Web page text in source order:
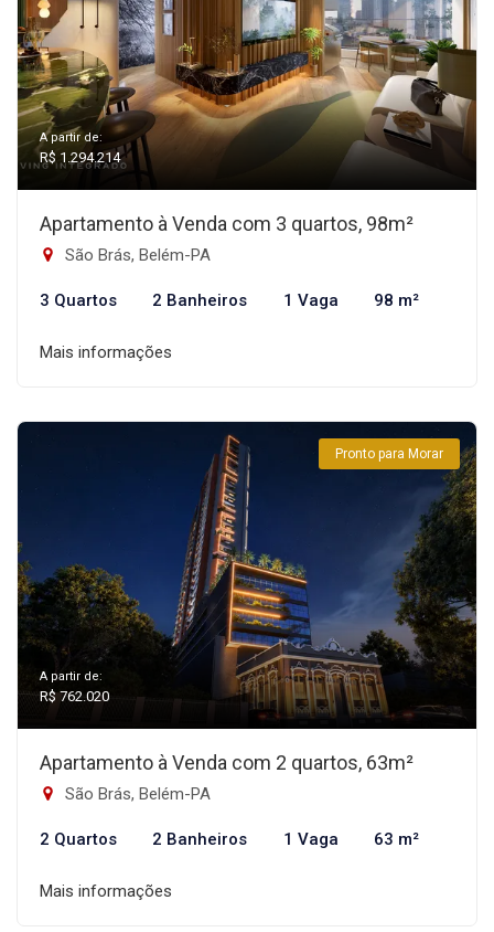
A partir de:
R$ 1.294.214
Apartamento à Venda com 3 quartos, 98m²
São Brás, Belém-PA
3 Quartos 2 Banheiros 1 Vaga 98 m²
Mais informações
Pronto para Morar
A partir de:
R$ 762.020
Apartamento à Venda com 2 quartos, 63m²
São Brás, Belém-PA
2 Quartos 2 Banheiros 1 Vaga 63 m²
Mais informações